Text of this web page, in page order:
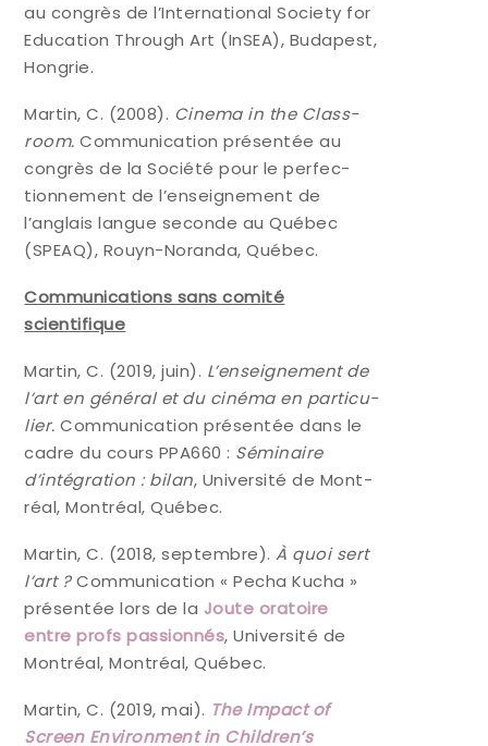
au congrès de l’International Socie­ty for
Edu­ca­tion Through Art (InSEA), Buda­pest,
Hongrie.
Mar­tin, C. (2008). Cine­ma in the Class­
room. Com­mu­ni­ca­tion pré­sen­tée au
congrès de la Socié­té pour le per­fec­
tion­ne­ment de l’enseignement de
l’anglais langue seconde au Qué­bec
(SPEAQ), Rouyn-Noran­da, Québec.
Com­mu­ni­ca­tions sans comi­té
scientifique
Mar­tin, C. (2019, juin). L’enseignement de
l’art en géné­ral et du ciné­ma en par­ti­cu­
lier.Com­mu­ni­ca­tion pré­sen­tée dans le
cadre du cours PPA660 : Sémi­naire
d’intégration : bilan, Uni­ver­si­té de Mont­
réal, Mont­réal, Québec.
Mar­tin, C. (2018, sep­tembre).À quoi sert
l’art ?Com­mu­ni­ca­tion « Pecha Kucha »
pré­sen­tée lors de la Joute ora­toire
entre profs pas­sion­nés, Uni­ver­si­té de
Mont­réal, Mont­réal, Québec.
Mar­tin, C. (2019, mai). The Impact of
Screen Envi­ron­ment in Children’s